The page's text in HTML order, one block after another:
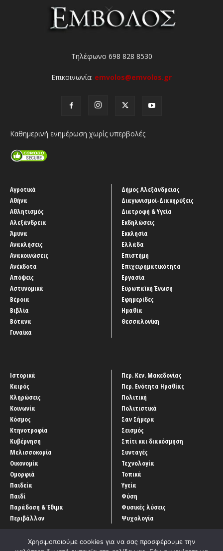
Τηλέφωνο 698 828 8530
Επικοινωνία: emvolos@emvolos.gr
Καθημερινή ενημέρωση χωρίς υπερβολές
Αγροτικά
Αθήνα
Αθλητισμός
Αλεξάνδρεια
Άμυνα
Ανακλήσεις
Ανακοινώσεις
Ανέκδοτα
Απόψεις
Αστυνομικά
Βέροια
Βιβλία
Βότανα
Γυναίκα
Δήμος Αλεξάνδρειας
Διαγωνισμοί-Διακηρύξεις
Διατροφή & Υγεία
Εκδηλώσεις
Εκκλησία
Ελλάδα
Επιστήμη
Επιχειρηματικότητα
Εργασία
Ευρωπαϊκή Ένωση
Εφημερίδες
Ημαθία
Θεσσαλονίκη
Ιστορικά
Καιρός
Κληρώσεις
Κοινωνία
Κόσμος
Κτηνοτροφία
Κυβέρνηση
Μελισσοκομία
Οικονομία
Ομορφιά
Παιδεία
Παιδί
Παράδοση & Έθιμα
Περιβάλλον
Περ. Κεν. Μακεδονίας
Περ. Ενότητα Ημαθίας
Πολιτική
Πολιτιστικά
Σαν Σήμερα
Σεισμός
Σπίτι και διακόσμηση
Συνταγές
Τεχνολογία
Τοπικά
Υγεία
Φύση
Φυσικές λύσεις
Ψυχολογία
Χρησιμοποιούμε cookies για να σας προσφέρουμε την